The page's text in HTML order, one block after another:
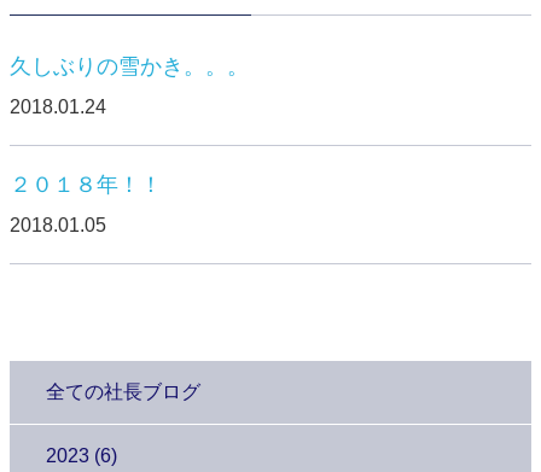
久しぶりの雪かき。。。
2018.01.24
２０１８年！！
2018.01.05
全ての社長ブログ
2023 (6)